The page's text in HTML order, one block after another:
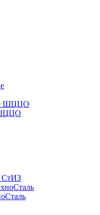
ШЦЦО
СтИЗ